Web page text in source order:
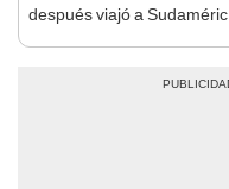
después viajó a Sudamérica